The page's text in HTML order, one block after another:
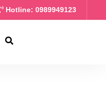
Hotline: 0989949123